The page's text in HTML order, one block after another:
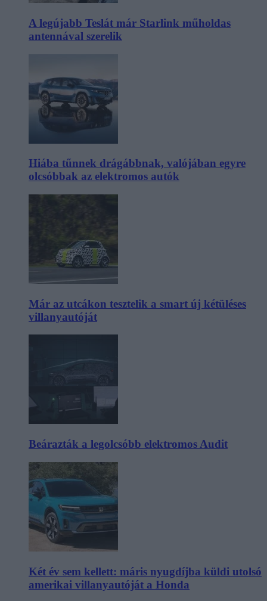
A legújabb Teslát már Starlink műholdas
antennával szerelik
Hiába tűnnek drágábbnak, valójában egyre
olcsóbbak az elektromos autók
Már az utcákon tesztelik a smart új kétüléses
villanyautóját
Beárazták a legolcsóbb elektromos Audit
Két év sem kellett: máris nyugdíjba küldi utolsó
amerikai villanyautóját a Honda